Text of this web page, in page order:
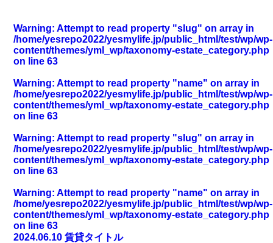
Warning: Attempt to read property "slug" on array in
/home/yesrepo2022/yesmylife.jp/public_html/test/wp/wp-
content/themes/yml_wp/taxonomy-estate_category.php
on line63
Warning: Attempt to read property "name" on array in
/home/yesrepo2022/yesmylife.jp/public_html/test/wp/wp-
content/themes/yml_wp/taxonomy-estate_category.php
on line63
Warning: Attempt to read property "slug" on array in
/home/yesrepo2022/yesmylife.jp/public_html/test/wp/wp-
content/themes/yml_wp/taxonomy-estate_category.php
on line63
Warning: Attempt to read property "name" on array in
/home/yesrepo2022/yesmylife.jp/public_html/test/wp/wp-
content/themes/yml_wp/taxonomy-estate_category.php
on line63
2024.06.10 賃貸タイトル